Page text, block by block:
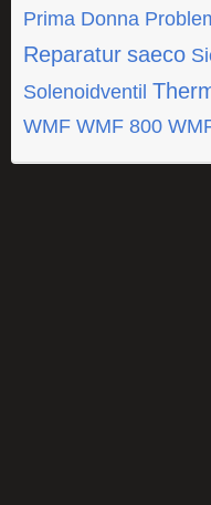
Prima Donna
Reparatur saeco
Solenoidventil
WMF WMF 800